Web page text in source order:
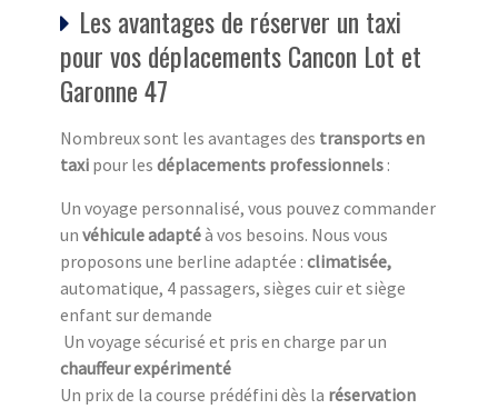
Les avantages de réserver un taxi
pour vos déplacements Cancon Lot et
Garonne 47
Nombreux sont les avantages des transports en
taxi pour les déplacements professionnels :
Un voyage personnalisé, vous pouvez commander
un véhicule adaptéà vos besoins. Nous vous
proposons une berline adaptée : climatisée,
automatique, 4 passagers, sièges cuir et siège
enfant sur demande
Un voyage sécurisé et pris en charge par un
chauffeur expérimenté
Un prix de la course prédéfini dès la réservation